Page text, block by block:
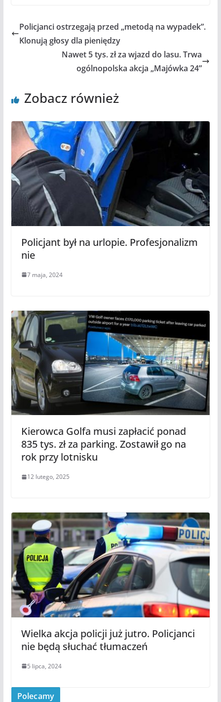
Policjanci ostrzegają przed „metodą na wypadek”.
Klonują głosy dla pieniędzy
Nawet 5 tys. zł za wjazd do lasu. Trwa
ogólnopolska akcja „Majówka 24”
Zobacz również
Policjant był na urlopie. Profesjonalizm
nie
7 maja, 2024
Kierowca Golfa musi zapłacić ponad
835 tys. zł za parking. Zostawił go na
rok przy lotnisku
12 lutego, 2025
Wielka akcja policji już jutro. Policjanci
nie będą słuchać tłumaczeń
5 lipca, 2024
Polecamy